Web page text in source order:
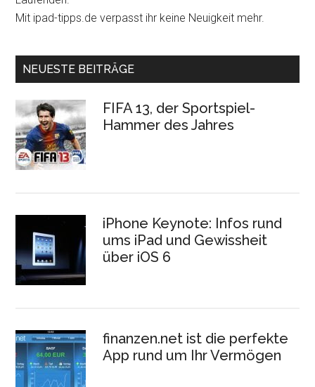
Mit ipad-tipps.de verpasst ihr keine Neuigkeit mehr.
NEUESTE BEITRÄGE
FIFA 13, der Sportspiel-
Hammer des Jahres
iPhone Keynote: Infos rund
ums iPad und Gewissheit
über iOS 6
finanzen.net ist die perfekte
App rund um Ihr Vermögen